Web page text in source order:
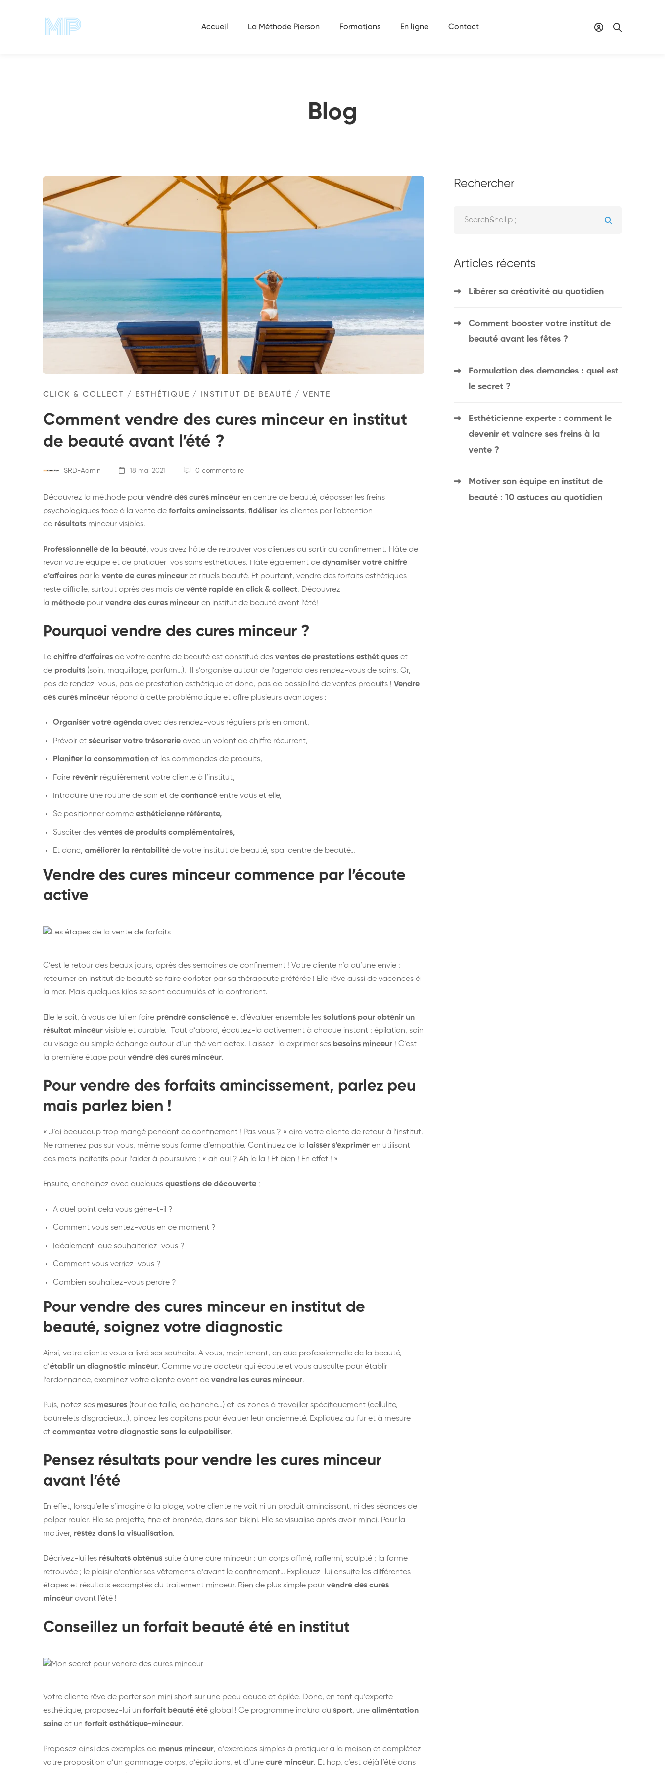
Accueil La Méthode Pierson Formations En ligne Contact
Blog
CLICK & COLLECT / ESTHÉTIQUE / INSTITUT DE BEAUTÉ / VENTE
Comment vendre des cures minceur en institut
de beauté avant l’été ?
SRD-Admin 18 mai 2021 0 commentaire
Découvrez la méthode pour vendre des cures minceur en centre de beauté, dépasser les freins
psychologiques face à la vente de forfaits amincissants, fidéliser les clientes par l’obtention
de résultats minceur visibles.
Professionnelle de la beauté, vous avez hâte de retrouver vos clientes au sortir du confinement. Hâte de
revoir votre équipe et de pratiquer vos soins esthétiques. Hâte également de dynamiser votre chiffre
d’affaires par la vente de cures minceur et rituels beauté. Et pourtant, vendre des forfaits esthétiques
reste difficile, surtout après des mois de vente rapide en click & collect. Découvrez
la méthode pour vendre des cures minceur en institut de beauté avant l’été!
Pourquoi vendre des cures minceur ?
Le chiffre d’affaires de votre centre de beauté est constitué des ventes de prestations esthétiques et
de produits (soin, maquillage, parfum…). Il s’organise autour de l’agenda des rendez-vous de soins. Or,
pas de rendez-vous, pas de prestation esthétique et donc, pas de possibilité de ventes produits ! Vendre
des cures minceur répond à cette problématique et offre plusieurs avantages :
Organiser votre agenda avec des rendez-vous réguliers pris en amont,
Prévoir et sécuriser votre trésorerie avec un volant de chiffre récurrent,
Planifier la consommation et les commandes de produits,
Faire revenir régulièrement votre cliente à l’institut,
Introduire une routine de soin et de confiance entre vous et elle,
Se positionner comme esthéticienne référente,
Susciter des ventes de produits complémentaires,
Et donc, améliorer la rentabilité de votre institut de beauté, spa, centre de beauté…
Vendre des cures minceur commence par l’écoute
active
C’est le retour des beaux jours, après des semaines de confinement ! Votre cliente n’a qu’une envie :
retourner en institut de beauté se faire dorloter par sa thérapeute préférée ! Elle rêve aussi de vacances à
la mer. Mais quelques kilos se sont accumulés et la contrarient.
Elle le sait, à vous de lui en faire prendre conscience et d’évaluer ensemble les solutions pour obtenir un
résultat minceur visible et durable. Tout d’abord, écoutez-la activement à chaque instant : épilation, soin
du visage ou simple échange autour d’un thé vert detox. Laissez-la exprimer ses besoins minceur ! C’est
la première étape pour vendre des cures minceur.
Pour vendre des forfaits amincissement, parlez peu
mais parlez bien !
« J’ai beaucoup trop mangé pendant ce confinement ! Pas vous ? » dira votre cliente de retour à l’institut.
Ne ramenez pas sur vous, même sous forme d’empathie. Continuez de la laisser s’exprimer en utilisant
des mots incitatifs pour l’aider à poursuivre : « ah oui ? Ah la la ! Et bien ! En effet ! »
Ensuite, enchainez avec quelques questions de découverte :
A quel point cela vous gêne-t-il ?
Comment vous sentez-vous en ce moment ?
Idéalement, que souhaiteriez-vous ?
Comment vous verriez-vous ?
Combien souhaitez-vous perdre ?
Pour vendre des cures minceur en institut de
beauté, soignez votre diagnostic
Ainsi, votre cliente vous a livré ses souhaits. A vous, maintenant, en que professionnelle de la beauté,
d’établir un diagnostic minceur. Comme votre docteur qui écoute et vous ausculte pour établir
l’ordonnance, examinez votre cliente avant de vendre les cures minceur.
Puis, notez ses mesures (tour de taille, de hanche…) et les zones à travailler spécifiquement (cellulite,
bourrelets disgracieux…), pincez les capitons pour évaluer leur ancienneté. Expliquez au fur et à mesure
et commentez votre diagnostic sans la culpabiliser.
Pensez résultats pour vendre les cures minceur
avant l’été
En effet, lorsqu’elle s’imagine à la plage, votre cliente ne voit ni un produit amincissant, ni des séances de
palper rouler. Elle se projette, fine et bronzée, dans son bikini. Elle se visualise après avoir minci. Pour la
motiver, restez dans la visualisation.
Décrivez-lui les résultats obtenus suite à une cure minceur : un corps affiné, raffermi, sculpté ; la forme
retrouvée ; le plaisir d’enfiler ses vêtements d’avant le confinement… Expliquez-lui ensuite les différentes
étapes et résultats escomptés du traitement minceur. Rien de plus simple pour vendre des cures
minceur avant l’été !
Conseillez un forfait beauté été en institut
Votre cliente rêve de porter son mini short sur une peau douce et épilée. Donc, en tant qu’experte
esthétique, proposez-lui un forfait beauté été global ! Ce programme inclura du sport, une alimentation
saine et un forfait esthétique-minceur.
Proposez ainsi des exemples de menus minceur, d’exercices simples à pratiquer à la maison et complétez
votre proposition d’un gommage corps, d’épilations, et d’une cure minceur. Et hop, c’est déjà l’été dans
Rechercher
Articles récents
Libérer sa créativité au quotidien
Comment booster votre institut de
beauté avant les fêtes ?
Formulation des demandes : quel est
le secret ?
Esthéticienne experte : comment le
devenir et vaincre ses freins à la
vente ?
Motiver son équipe en institut de
beauté : 10 astuces au quotidien